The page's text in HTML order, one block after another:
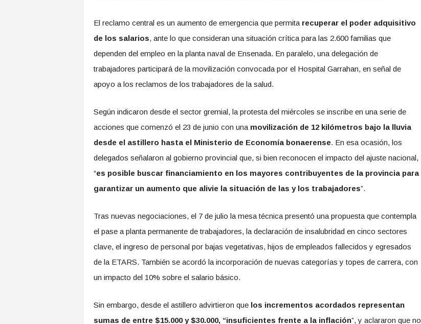
El reclamo central es un aumento de emergencia que permita recuperar el poder adquisitivo
de los salarios, ante lo que consideran una situación crítica para las 2.600 familias que
dependen del empleo en la planta naval de Ensenada. En paralelo, una delegación de
trabajadores participará de la movilización convocada por el Hospital Garrahan, en señal de
apoyo a los reclamos de los trabajadores de la salud.
Según indicaron desde el sector gremial, la protesta del miércoles se inscribe en una serie de
acciones que comenzó el 23 de junio con una movilización de 12 kilómetros bajo la lluvia
desde el astillero hasta el Ministerio de Economía bonaerense. En esa ocasión, los
delegados señalaron al gobierno provincial que, si bien reconocen el impacto del ajuste nacional,
“es posible buscar financiamiento en los mayores contribuyentes de la provincia para
garantizar un aumento que alivie la situación de las y los trabajadores”.
Tras nuevas negociaciones, el 7 de julio la mesa técnica presentó una propuesta que contempla
el pase a planta permanente de trabajadores, la declaración de insalubridad en cinco sectores
clave, el ingreso de personal por bajas vegetativas, hijos de empleados fallecidos y egresados
de la ETARS. También se acordó la incorporación de nuevas categorías y topes de carrera, con
un impacto del 10% sobre el salario básico.
Sin embargo, desde el astillero advirtieron que los incrementos acordados representan
sumas de entre $15.000 y $30.000, “insuficientes frente a la inflación”, y aclararon que no